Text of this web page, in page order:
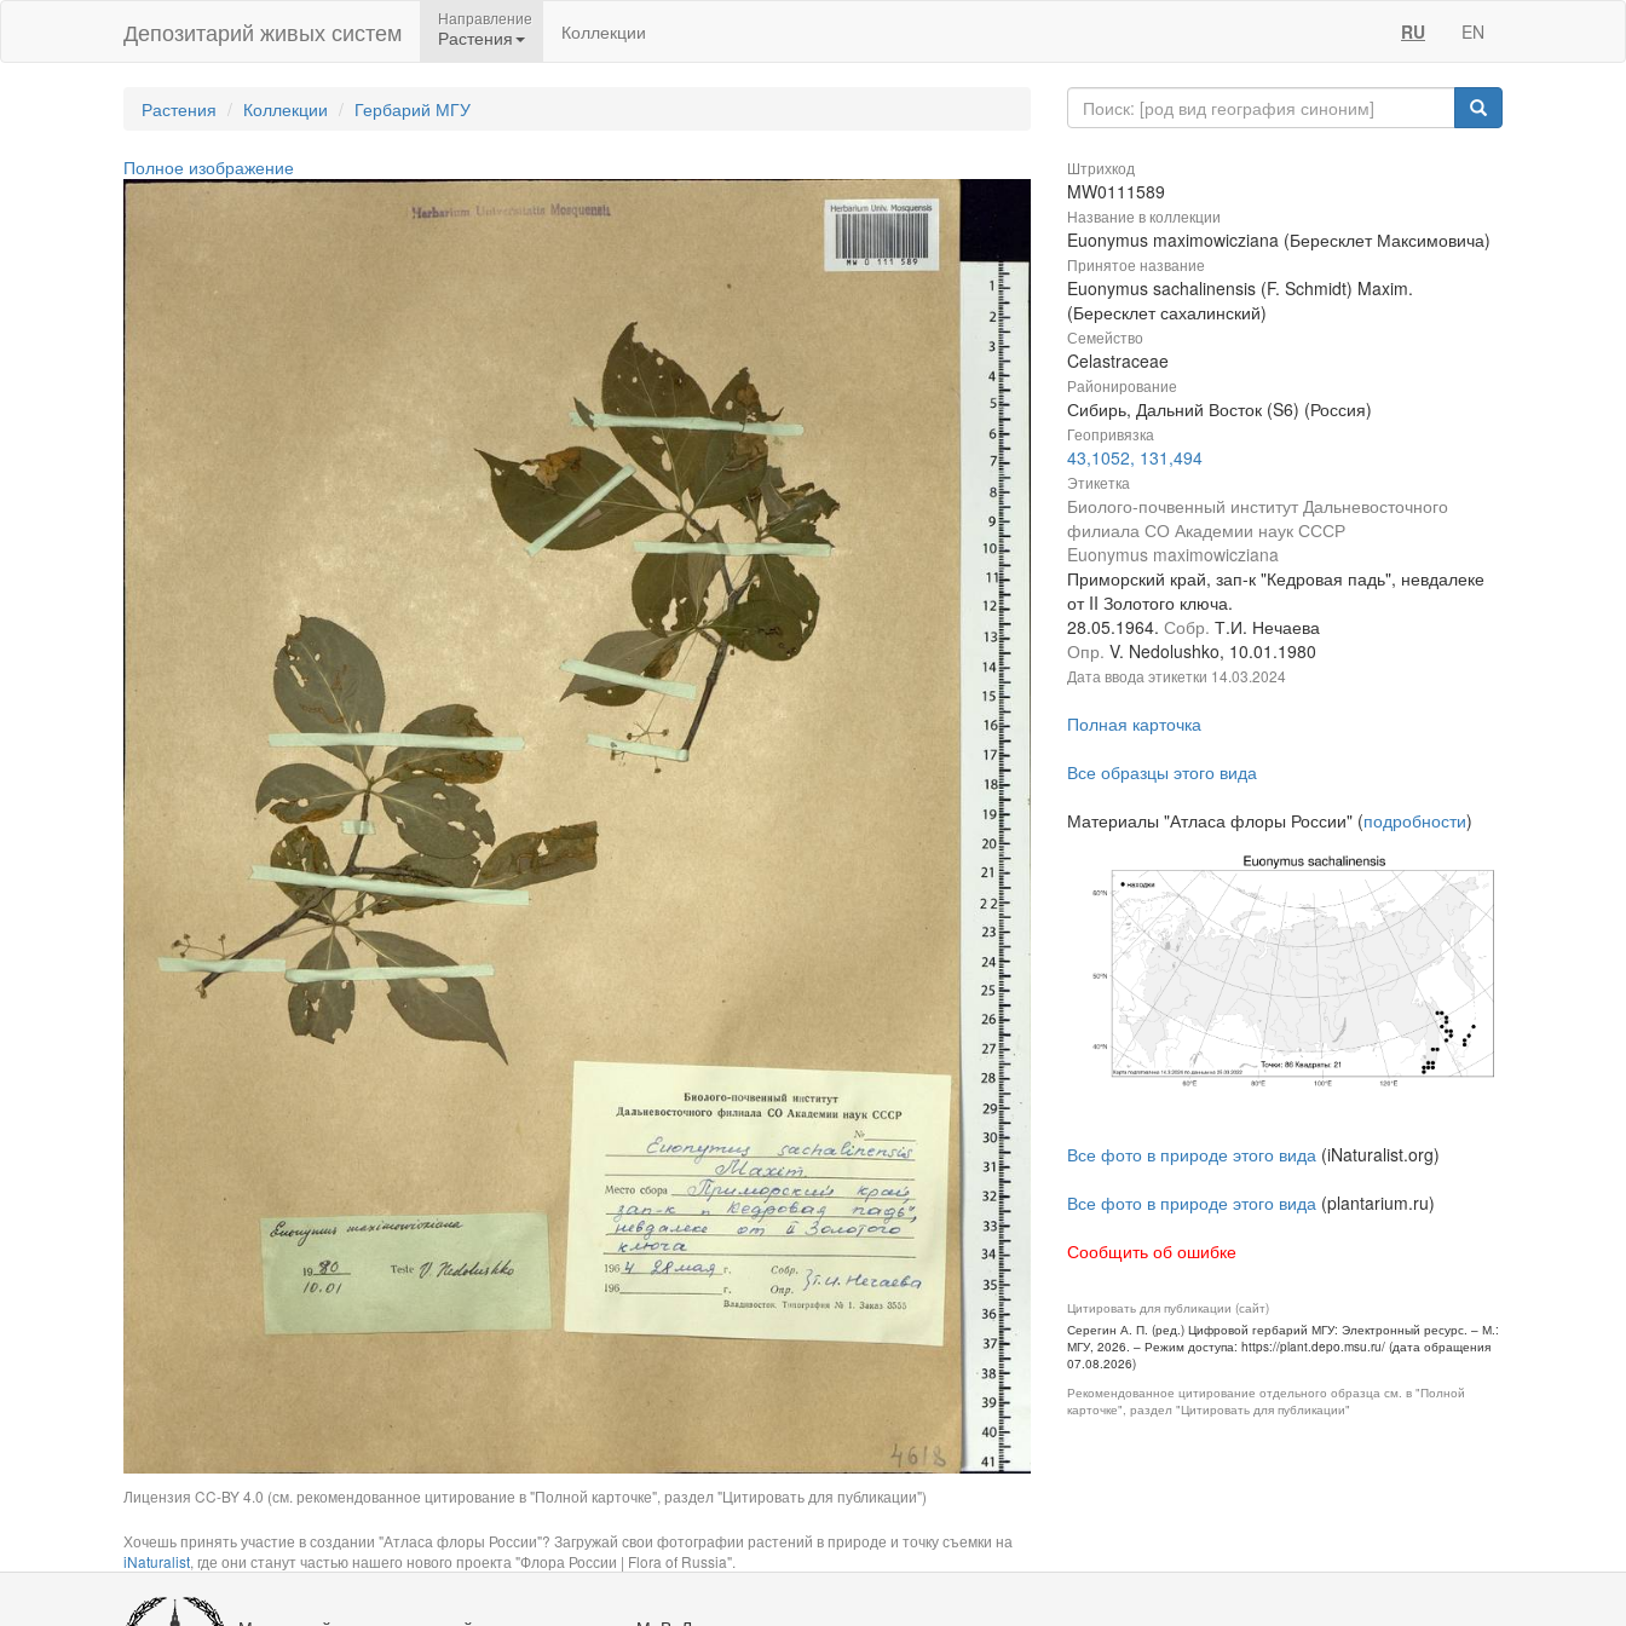
Депозитарий живых систем Направление
Растения Коллекции RU EN
Растения Коллекции Гербарий МГУ
Полное изображение
Лицензия CC-BY 4.0 (см. рекомендованное цитирование в "Полной карточке", раздел "Цитировать для публикации")
Хочешь принять участие в создании "Атласа флоры России"? Загружай свои фотографии растений в природе и точку съемки на
iNaturalist, где они станут частью нашего нового проекта "Флора России | Flora of Russia".
Штрихкод
MW0111589
Название в коллекции
Euonymus maximowicziana (Бересклет Максимовича)
Принятое название
Euonymus sachalinensis (F. Schmidt) Maxim.
(Бересклет сахалинский)
Семейство
Celastraceae
Районирование
Сибирь, Дальний Восток (S6) (Россия)
Геопривязка
43,1052, 131,494
Этикетка
Биолого-почвенный институт Дальневосточного
филиала СО Академии наук СССР
Euonymus maximowicziana
Приморский край, зап-к "Кедровая падь", невдалеке
от II Золотого ключа.
28.05.1964. Собр. Т.И. Нечаева
Опр. V. Nedolushko, 10.01.1980
Дата ввода этикетки 14.03.2024
Полная карточка
Все образцы этого вида
Материалы "Атласа флоры России" (подробности)
Все фото в природе этого вида (iNaturalist.org)
Все фото в природе этого вида (plantarium.ru)
Сообщить об ошибке
Цитировать для публикации (сайт)
Серегин А. П. (ред.) Цифровой гербарий МГУ: Электронный ресурс. – М.:
МГУ, 2026. – Режим доступа: https://plant.depo.msu.ru/ (дата обращения
07.08.2026)
Рекомендованное цитирование отдельного образца см. в "Полной
карточке", раздел "Цитировать для публикации"